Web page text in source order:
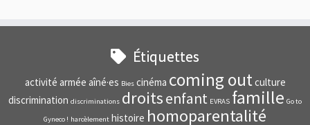
Étiquettes
activité armée aîné·es Bies cinéma coming outculture
discrimination discriminations droitsenfant EVRAS famille Go to
Gyneco ! harcèlement histoire homoparentalité